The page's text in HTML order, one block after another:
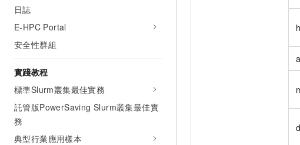
日誌
E-HPC Portal
安全性群組
實踐教程
標準Slurm叢集最佳實務
託管版PowerSaving Slurm叢集最佳實
務
典型行業應用樣本